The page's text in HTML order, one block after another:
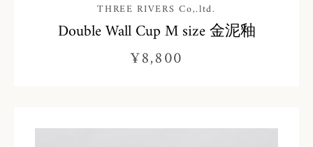
THREE RIVERS Co,.ltd.
Double Wall Cup M size 金泥釉
¥8,800